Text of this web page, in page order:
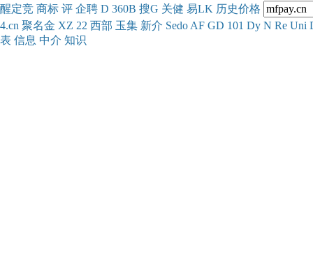
醒定竞 商标 评 企聘 D 360B 搜G 关健 易LK 历史价格
4.cn 聚名金 XZ 22 西部 玉集 新介 Sedo AF GD 101 Dy N Re Uni
表 信息 中介 知识